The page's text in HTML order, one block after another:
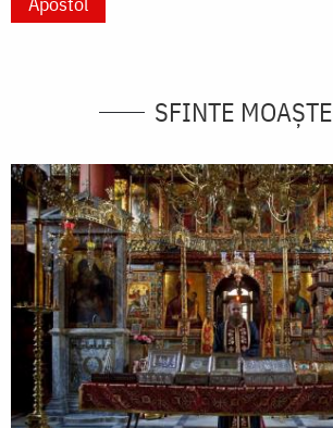
SFINTE MOAȘTE